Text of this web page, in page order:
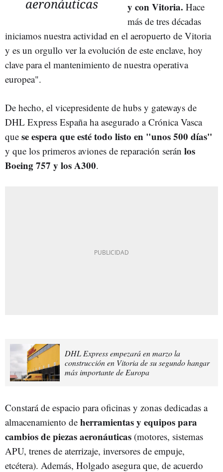
aeronáuticas y con Vitoria. Hace
más de tres décadas
iniciamos nuestra actividad en el aeropuerto de Vitoria
y es un orgullo ver la evolución de este enclave, hoy
clave para el mantenimiento de nuestra operativa
europea".
De hecho, el vicepresidente de hubs y gateways de
DHL Express España ha asegurado a Crónica Vasca
que se espera que esté todo listo en "unos 500 días"
y que los primeros aviones de reparación serán los
Boeing 757 y los A300.
DHL Express empezará en marzo la
construcción en Vitoria de su segundo hangar
más importante de Europa
Constará de espacio para oficinas y zonas dedicadas a
almacenamiento de herramientas y equipos para
cambios de piezas aeronáuticas (motores, sistemas
APU, trenes de aterrizaje, inversores de empuje,
etcétera). Además, Holgado asegura que, de acuerdo